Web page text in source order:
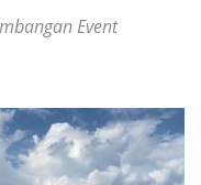
Event